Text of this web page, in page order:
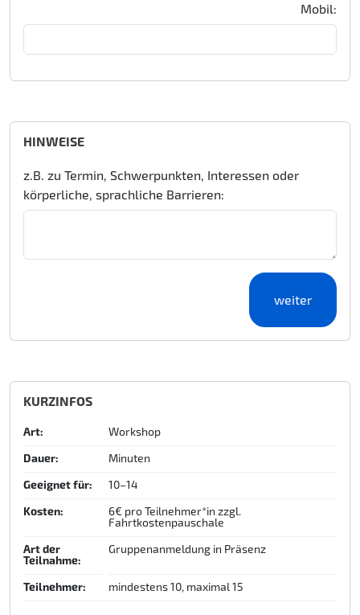
Mobil:
HINWEISE
z.B. zu Termin, Schwerpunkten, Interessen oder
körperliche, sprachliche Barrieren:
KURZINFOS
Art:
Workshop
Dauer:
Minuten
Geeignet für:
10–14
Kosten:
6€ pro Teilnehmer*in zzgl.
Fahrtkostenpauschale
Art der
Teilnahme:
Gruppenanmeldung in Präsenz
Teilnehmer: mindestens 10, maximal 15